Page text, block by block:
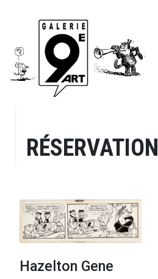
RÉSERVATION
Hazelton Gene